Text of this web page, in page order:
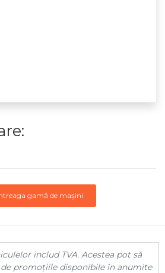
gamă de mașini
includ TVA. Acestea pot să
promoțiile disponibile în anumite